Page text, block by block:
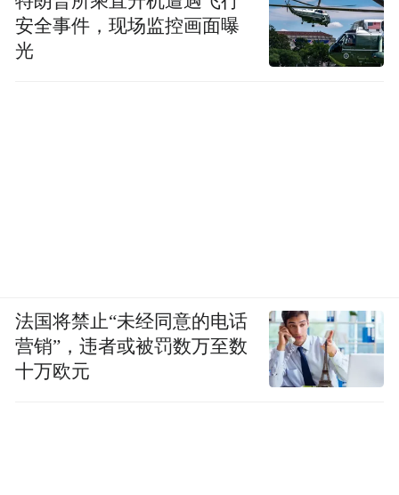
安全事件，现场监控画面曝
光
法国将禁止“未经同意的电话
营销”，违者或被罚数万至数
十万欧元